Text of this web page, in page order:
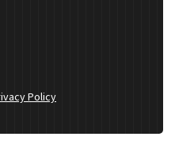
Policy